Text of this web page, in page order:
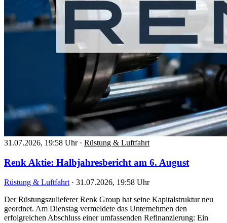
31.07.2026, 19:58 Uhr · Rüstung & Luftfahrt
Renk Aktie: Halbjahresbericht am 6. August
Rüstung & Luftfahrt · 31.07.2026, 19:58 Uhr
Der Rüstungszulieferer Renk Group hat seine Kapitalstruktur neu
geordnet. Am Dienstag vermeldete das Unternehmen den
erfolgreichen Abschluss einer umfassenden Refinanzierung: Ein